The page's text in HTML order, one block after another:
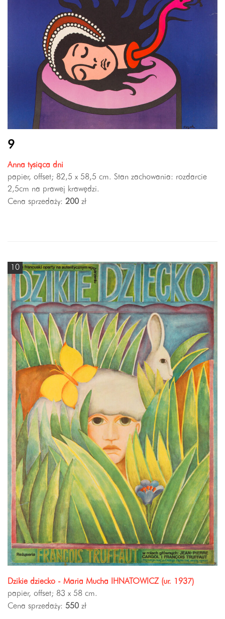
9
Anna tysiąca dni
papier, offset; 82,5 x 58,5 cm. Stan zachowania: rozdarcie
2,5cm na prawej krawędzi.
Cena sprzedaży: 200 zł
10
Dzikie dziecko - Maria Mucha IHNATOWICZ (ur. 1937)
papier, offset; 83 x 58 cm.
Cena sprzedaży: 550 zł